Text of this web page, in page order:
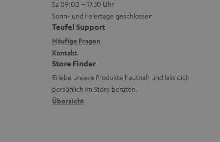
u
m
V
e
r
s
a
n
e
n
z
u
r
G
L
e
x
i
k
o
n
t
a
k
t
d
a
t
Sa 09:00 – 17:30 Uhr
Sonn- und Feiertage geschlossen
Teufel Support
Häufige Fragen
Kontakt
Store Finder
Erlebe unsere Produkte hautnah und lass dich
persönlich im Store beraten.
Übersicht